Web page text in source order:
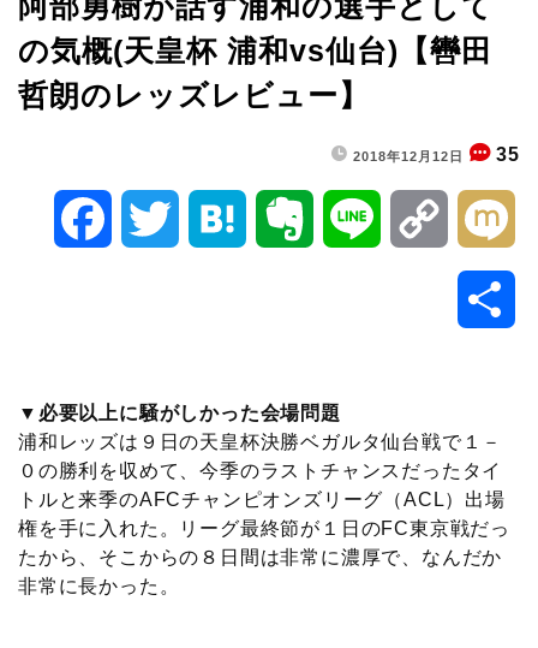
の気概(天皇杯 浦和vs仙台)【轡田
哲朗のレッズレビュー】
2018年12月12日 35
b
o
o
t
e
r
n
a
n
o
t
o
L
i
n
▼必要以上に騒がしかった会場問題
浦和レッズは９日の天皇杯決勝ベガルタ仙台戦で１－
０の勝利を収めて、今季のラストチャンスだったタイ
トルと来季のAFCチャンピオンズリーグ（ACL）出場
権を手に入れた。リーグ最終節が１日のFC東京戦だっ
たから、そこからの８日間は非常に濃厚で、なんだか
非常に長かった。